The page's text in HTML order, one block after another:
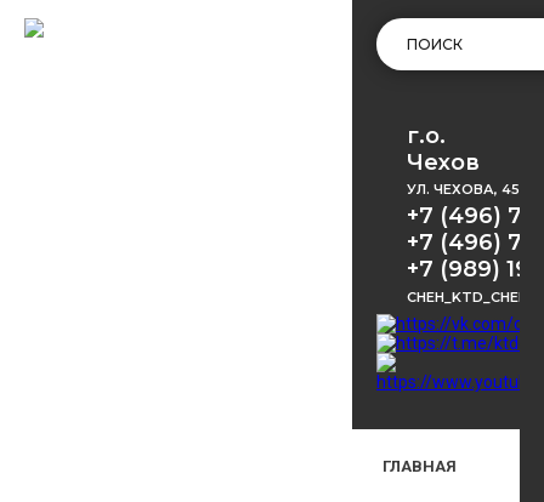
г.о.
Чехов
УЛ. ЧЕХОВА, 45
+7 (496)
+7 (496)
+7 (989)
ГЛАВНАЯ